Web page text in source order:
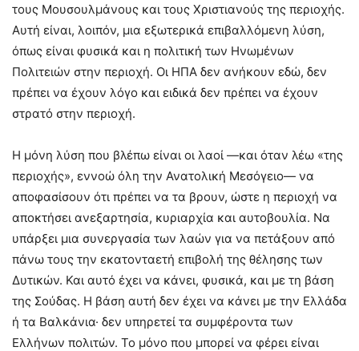
τους Μουσουλμάνους και τους Χριστιανούς της περιοχής.
Αυτή είναι, λοιπόν, μια εξωτερικά επιβαλλόμενη λύση,
όπως είναι φυσικά και η πολιτική των Ηνωμένων
Πολιτειών στην περιοχή. Οι ΗΠΑ δεν ανήκουν εδώ, δεν
πρέπει να έχουν λόγο και ειδικά δεν πρέπει να έχουν
στρατό στην περιοχή.
Η μόνη λύση που βλέπω είναι οι λαοί —και όταν λέω «της
περιοχής», εννοώ όλη την Ανατολική Μεσόγειο— να
αποφασίσουν ότι πρέπει να τα βρουν, ώστε η περιοχή να
αποκτήσει ανεξαρτησία, κυριαρχία και αυτοβουλία. Να
υπάρξει μια συνεργασία των λαών για να πετάξουν από
πάνω τους την εκατονταετή επιβολή της θέλησης των
Δυτικών. Και αυτό έχει να κάνει, φυσικά, και με τη βάση
της Σούδας. Η βάση αυτή δεν έχει να κάνει με την Ελλάδα
ή τα Βαλκάνια· δεν υπηρετεί τα συμφέροντα των
Ελλήνων πολιτών. Το μόνο που μπορεί να φέρει είναι